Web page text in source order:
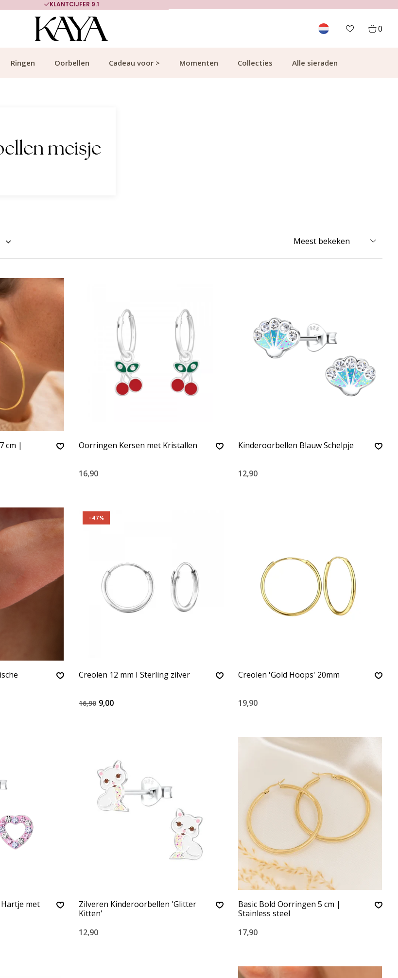
KLANTCIJFER 9.1
0
Ringen Oorbellen Cadeau voor > Momenten Collecties Alle sieraden
meisje
cm |
Oorringen Kersen met Kristallen
16,90
Kinderoorbellen Blauw Schelpje
12,90
-47%
Creolen 12 mm I Sterling zilver
16,90 9,00
Creolen 'Gold Hoops' 20mm
19,90
met
Zilveren Kinderoorbellen 'Glitter
Kitten'
12,90
Basic Bold Oorringen 5 cm |
Stainless steel
17,90